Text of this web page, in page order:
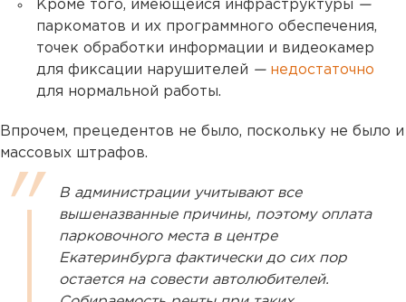
Кроме того, имеющейся инфраструктуры —
паркоматов и их программного обеспечения,
точек обработки информации и видеокамер
для фиксации нарушителей — недостаточно
для нормальной работы.
Впрочем, прецедентов не было, поскольку не было и
массовых штрафов.
В администрации учитывают все
вышеназванные причины, поэтому оплата
парковочного места в центре
Екатеринбурга фактически до сих пор
остается на совести автолюбителей.